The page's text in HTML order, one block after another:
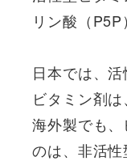
リン酸（
日本では、
ビタミン剤は
海外製でも
のは、非活